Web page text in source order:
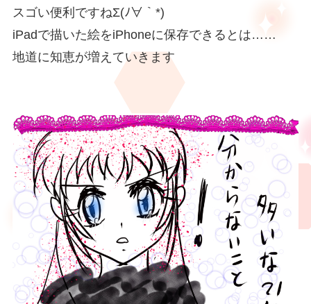
スゴい便利ですねΣ(ﾉ∀｀*)
iPadで描いた絵をiPhoneに保存できるとは……
地道に知恵が増えていきます